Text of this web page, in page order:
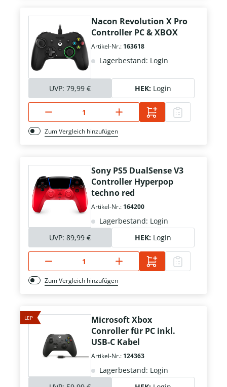
Nacon Revolution X Pro
Controller PC & XBOX
Artikel-Nr.: 163618
Lagerbestand: Login
UVP: 79,99 € HEK: Login
Zum Vergleich hinzufügen
Sony PS5 DualSense V3
Controller Hyperpop
techno red
Artikel-Nr.: 164200
Lagerbestand: Login
UVP: 89,99 € HEK: Login
Zum Vergleich hinzufügen
LEP
Microsoft Xbox
Conroller für PC inkl.
USB-C Kabel
Artikel-Nr.: 124363
Lagerbestand: Login